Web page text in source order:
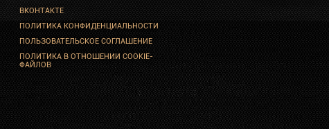
ВКОНТАКТЕ
ПОЛИТИКА КОНФИДЕНЦИАЛЬНОСТИ
ПОЛЬЗОВАТЕЛЬСКОЕ СОГЛАШЕНИЕ
ПОЛИТИКА В ОТНОШЕНИИ COOKIE-
ФАЙЛОВ